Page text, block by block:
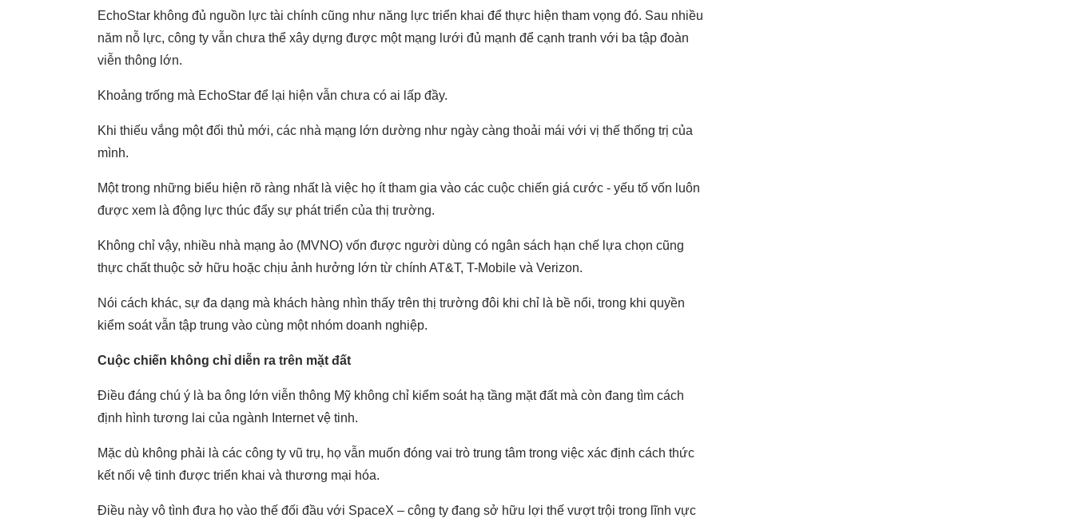
EchoStar không đủ nguồn lực tài chính cũng như năng lực triển khai để thực hiện tham vọng đó. Sau nhiều
năm nỗ lực, công ty vẫn chưa thể xây dựng được một mạng lưới đủ mạnh để cạnh tranh với ba tập đoàn
viễn thông lớn.
Khoảng trống mà EchoStar để lại hiện vẫn chưa có ai lấp đầy.
Khi thiếu vắng một đối thủ mới, các nhà mạng lớn dường như ngày càng thoải mái với vị thế thống trị của
mình.
Một trong những biểu hiện rõ ràng nhất là việc họ ít tham gia vào các cuộc chiến giá cước - yếu tố vốn luôn
được xem là động lực thúc đẩy sự phát triển của thị trường.
Không chỉ vậy, nhiều nhà mạng ảo (MVNO) vốn được người dùng có ngân sách hạn chế lựa chọn cũng
thực chất thuộc sở hữu hoặc chịu ảnh hưởng lớn từ chính AT&T, T-Mobile và Verizon.
Nói cách khác, sự đa dạng mà khách hàng nhìn thấy trên thị trường đôi khi chỉ là bề nổi, trong khi quyền
kiểm soát vẫn tập trung vào cùng một nhóm doanh nghiệp.
Cuộc chiến không chỉ diễn ra trên mặt đất
Điều đáng chú ý là ba ông lớn viễn thông Mỹ không chỉ kiểm soát hạ tầng mặt đất mà còn đang tìm cách
định hình tương lai của ngành Internet vệ tinh.
Mặc dù không phải là các công ty vũ trụ, họ vẫn muốn đóng vai trò trung tâm trong việc xác định cách thức
kết nối vệ tinh được triển khai và thương mại hóa.
Điều này vô tình đưa họ vào thế đối đầu với SpaceX – công ty đang sở hữu lợi thế vượt trội trong lĩnh vực